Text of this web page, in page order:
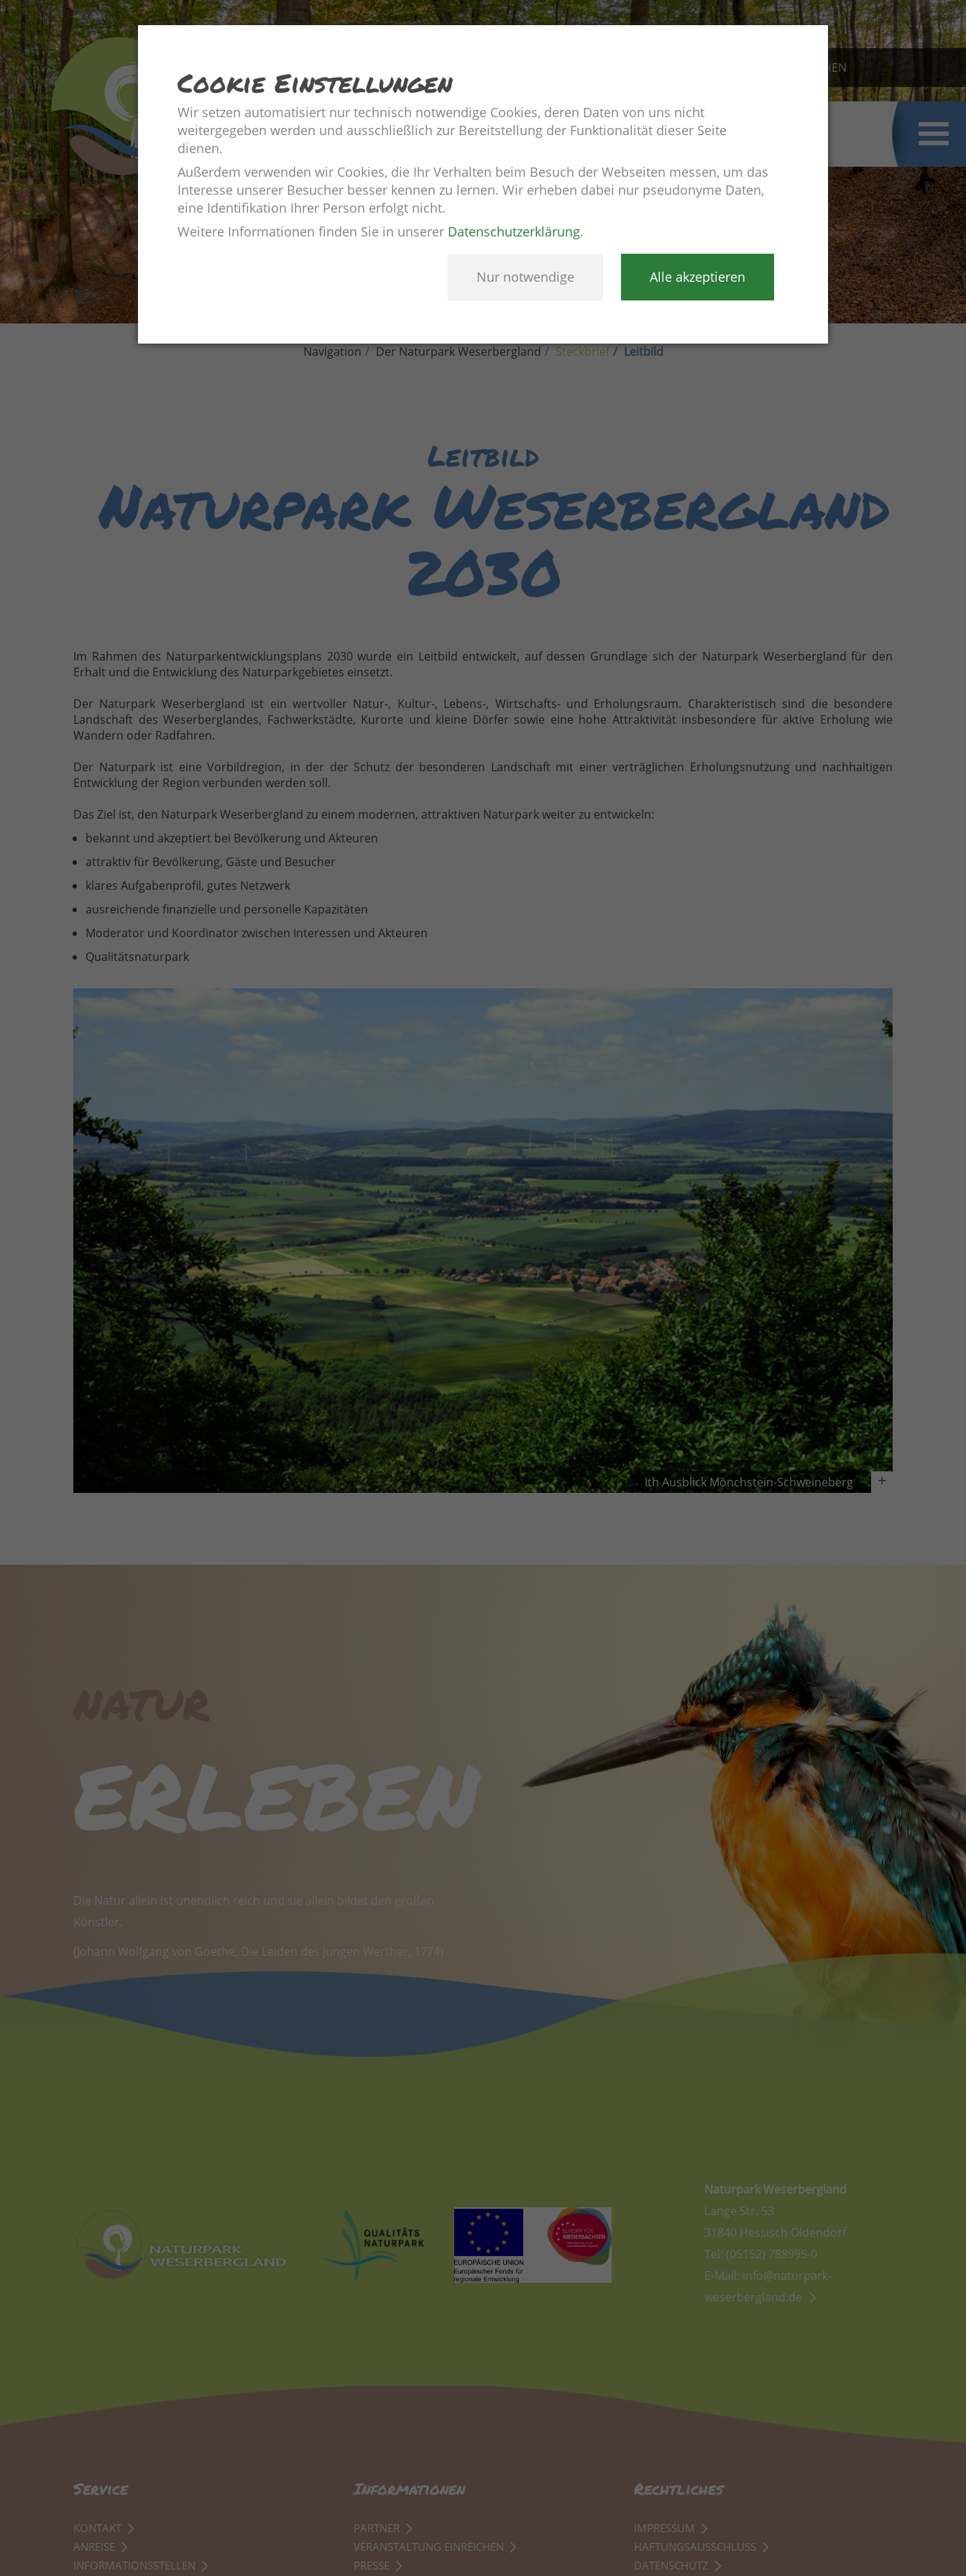
Navigation Der Naturpark Weserbergland Steckbrief Leitbild
Leitbild
Naturpark Weserbergland
2030
Im Rahmen des Naturparkentwicklungsplans 2030 wurde ein Leitbild entwickelt, auf dessen Grundlage sich der Naturpark Weserbergland für den
Erhalt und die Entwicklung des Naturparkgebietes einsetzt.
Der Naturpark Weserbergland ist ein wertvoller Natur-, Kultur-, Lebens-, Wirtschafts- und Erholungsraum. Charakteristisch sind die besondere
Landschaft des Weserberglandes, Fachwerkstädte, Kurorte und kleine Dörfer sowie eine hohe Attraktivität insbesondere für aktive Erholung wie
Wandern oder Radfahren.
Der Naturpark ist eine Vorbildregion, in der der Schutz der besonderen Landschaft mit einer verträglichen Erholungsnutzung und nachhaltigen
Entwicklung der Region verbunden werden soll.
Das Ziel ist, den Naturpark Weserbergland zu einem modernen, attraktiven Naturpark weiter zu entwickeln:
bekannt und akzeptiert bei Bevölkerung und Akteuren
attraktiv für Bevölkerung, Gäste und Besucher
klares Aufgabenprofil, gutes Netzwerk
ausreichende finanzielle und personelle Kapazitäten
Moderator und Koordinator zwischen Interessen und Akteuren
Qualitätsnaturpark
Ith Ausblick Mönchstein-Schweineberg
erleben
Die Natur allein ist unendlich reich und sie allein bildet den großen
Künstler.
(Johann Wolfgang von Goethe, Die Leiden des jungen Werther, 1774)
Naturpark Weserbergland
Lange Str. 53
31840 Hessisch Oldendorf
Tel: (05152) 788995-0
E-Mail: info@naturpark-
weserbergland.de
Service
KONTAKT
ANREISE
INFORMATIONSSTELLEN
Informationen
PARTNER
VERANSTALTUNG EINREICHEN
PRESSE
Rechtliches
IMPRESSUM
HAFTUNGSAUSSCHLUSS
DATENSCHUTZ
Cookie Einstellungen
Wir setzen automatisiert nur technisch notwendige Cookies, deren Daten von uns nicht
weitergegeben werden und ausschließlich zur Bereitstellung der Funktionalität dieser Seite
dienen.
Außerdem verwenden wir Cookies, die Ihr Verhalten beim Besuch der Webseiten messen, um das
Interesse unserer Besucher besser kennen zu lernen. Wir erheben dabei nur pseudonyme Daten,
eine Identifikation Ihrer Person erfolgt nicht.
Weitere Informationen finden Sie in unserer Datenschutzerklärung.
Nur notwendige Alle akzeptieren